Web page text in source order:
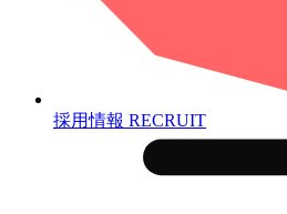
採用情報 RECRUIT